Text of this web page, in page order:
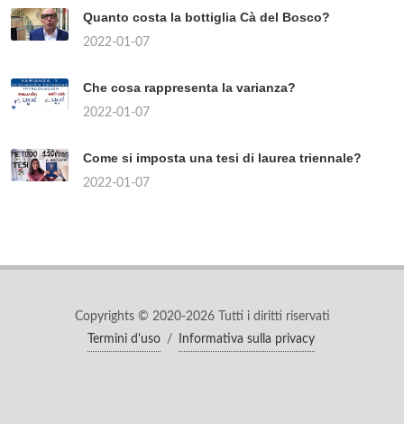
Quanto costa la bottiglia Cà del Bosco?
2022-01-07
Che cosa rappresenta la varianza?
2022-01-07
Come si imposta una tesi di laurea triennale?
2022-01-07
Copyrights © 2020-2026 Tutti i diritti riservati
Termini d'uso
/ Informativa sulla privacy